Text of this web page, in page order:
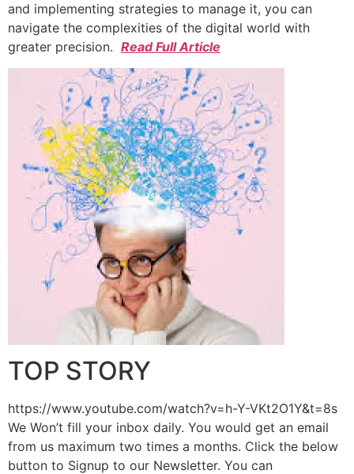
and implementing strategies to manage it, you can
navigate the complexities of the digital world with
greater precision. Read Full Article
TOP STORY
https://www.youtube.com/watch?v=h-Y-VKt2O1Y&t=8s
We Won’t fill your inbox daily. You would get an email
from us maximum two times a months. Click the below
button to Signup to our Newsletter. You can